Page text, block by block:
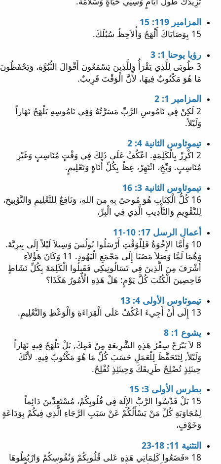
المزامير 119: 15
15 بِوَصَايَاكَ أَلْهَجُ وَأُلاَحِظُ سُبُلَكَ.
رؤيا يوحنا 1: 3
3 طُوبَى لِلَّذِي يَقْرَأُ وَلِلَّذِينَ يَسْمَعُونَ أَقْوَالَ النُّبُوَّةِ، وَيَحْفَظُونَ
مَا هُوَ مَكْتُوبٌ فِيهَا، لأَنَّ الْوَقْتَ قَرِيبٌ.
المزامير 1: 2
2 لَكِنْ فِي نَامُوسِ الرَّبِّ مَسَرَّتُهُ وَفِي نَامُوسِهِ يَلْهَجُ نَهَاراً
وَلَيْلاً.
تيموثاوس الثانية 4: 2
2 اكْرِزْ بِالْكَلِمَةِ. اعْكُفْ عَلَى ذَلِكَ فِي وَقْتٍ مُنَاسِبٍ وَغَيْرِ
مُنَاسِبٍ. وَبِّخِ، انْتَهِرْ، عِظْ بِكُلِّ أَنَاةٍ وَتَعْلِيمٍ.
تيموثاوس الثانية 3: 16
16 كُلُّ الْكِتَابِ هُوَ مُوحىً بِهِ مِنَ اللهِ، وَنَافِعٌ لِلتَّعْلِيمِ وَالتَّوْبِيخِ،
لِلتَّقْوِيمِ وَالتَّأْدِيبِ الَّذِي فِي الْبِرِّ،
أعمال الرسل 17: 10-11
10 وَأَمَّا الإِخْوَةُ فَلِلْوَقْتِ أَرْسَلُوا بُولُسَ وَسِيلاَ لَيْلاً إِلَى بِيرِيَّةَ.
وَهُمَا لَمَّا وَصَلاَ مَضَيَا إِلَى مَجْمَعِ الْيَهُودِ. 11 وَكَانَ هَؤُلاَءِ
أَشْرَفَ مِنَ الَّذِينَ فِي تَسَالُونِيكِي فَقَبِلُوا الْكَلِمَةَ بِكُلِّ نَشَاطٍ
فَاحِصِينَ الْكُتُبَ كُلَّ يَوْمٍ: هَلْ هَذِهِ الْأُمُورُ هَكَذَا؟
تيموثاوس الأولى 4: 13
13 إِلَى أَنْ أَجِيءَ اعْكُفْ عَلَى الْقِرَاءَةِ وَالْوَعْظِ وَالتَّعْلِيمِ.
يشوع 1: 8
8 لاَ يَبْرَحْ سِفْرُ هَذِهِ الشَّرِيعَةِ مِنْ فَمِكَ, بَلْ تَلْهَجُ فِيهِ نَهَاراً
وَلَيْلاً, لِتَتَحَفَّظَ لِلْعَمَلِ حَسَبَ كُلِّ مَا هُوَ مَكْتُوبٌ فِيهِ. لأَنَّكَ
حِينَئِذٍ تُصْلِحُ طَرِيقَكَ وَحِينَئِذٍ تُفْلِحُ.
بطرس الأولى 3: 15
15 بَلْ قَدِّسُوا الرَّبَّ الإِلَهَ فِي قُلُوبِكُمْ، مُسْتَعِدِّينَ دَائِماً
لِمُجَاوَبَةِ كُلِّ مَنْ يَسْأَلُكُمْ عَنْ سَبَبِ الرَّجَاءِ الَّذِي فِيكُمْ بِوَدَاعَةٍ
وَخَوْفٍ،
التثنية 11: 18-23
18 «فَضَعُوا كَلِمَاتِي هَذِهِ عَلى قُلُوبِكُمْ وَنُفُوسِكُمْ وَارْبُطُوهَا